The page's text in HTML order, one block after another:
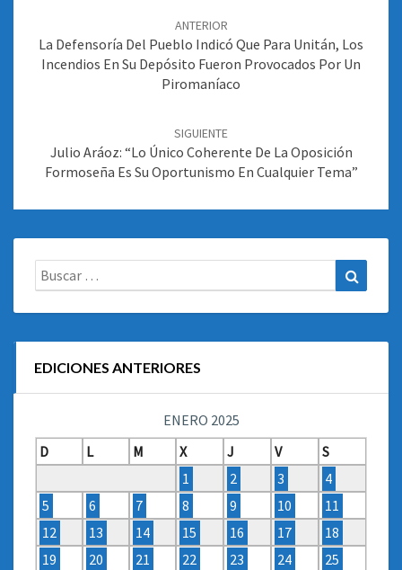
entradas
ANTERIOR
La Defensoría Del Pueblo Indicó Que Para Unitán, Los
Incendios En Su Depósito Fueron Provocados Por Un
Piromaníaco
SIGUIENTE
Julio Aráoz: “Lo Único Coherente De La Oposición
Formoseña Es Su Oportunismo En Cualquier Tema”
Buscar:
EDICIONES ANTERIORES
ENERO 2025
D
L M X J V
S
1
2 3
4
5
6 7 8 9 10
11
12
13 14 15 16 17
18
19
20 21 22 23 24
25